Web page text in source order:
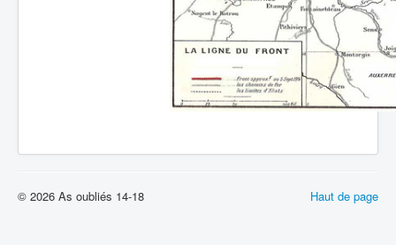
Haut de page
© 2026 As oubliés 14-18